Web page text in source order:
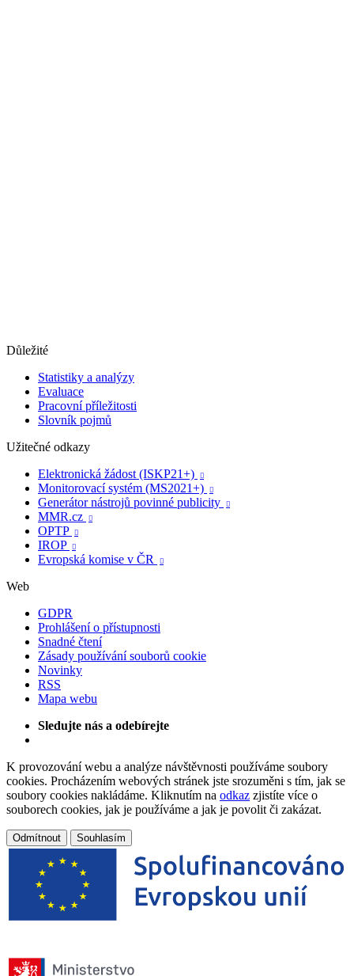
Důležité
Statistiky a analýzy
Evaluace
Pracovní příležitosti
Slovník pojmů
Užitečné odkazy
Elektronická žádost (ISKP21+)

Monitorovací systém (MS2021+) 
Generátor nástrojů povinné publicity 
MMR.cz 
OPTP 
IROP 
Evropská komise v ČR 
Web
GDPR
Prohlášení o přístupnosti
Snadné čtení
Zásady používání souborů cookie
Novinky
RSS
Mapa webu
Sledujte nás a odebírejte
K provozování webu a analýze návštěvnosti používáme soubory
cookies. Procházením webových stránek jste srozuměni s tím, jak se
soubory cookies nakládáme. Kliknutím na odkaz zjistíte více o
souborech cookies, jak je používáme a jak je povolit či zakázat.
Odmítnout Souhlasím